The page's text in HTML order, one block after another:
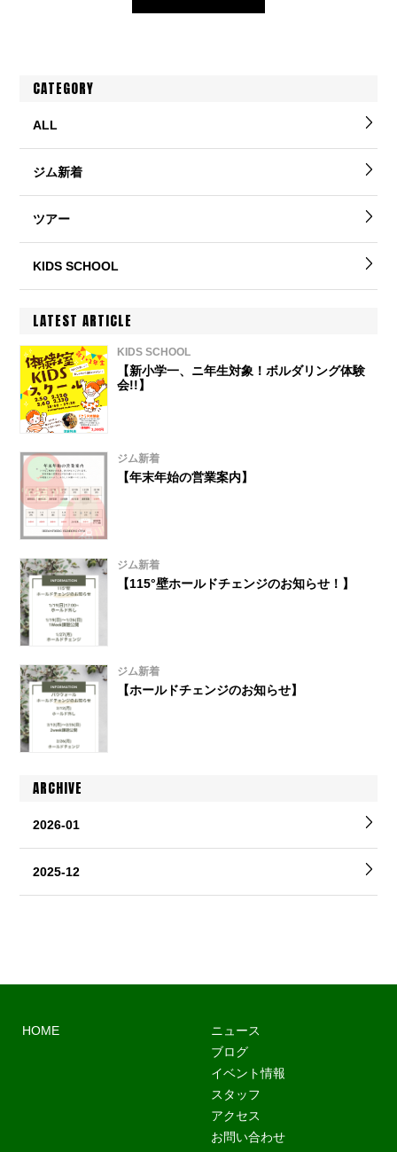
CATEGORY
ALL
ジム新着
ツアー
KIDS SCHOOL
LATEST ARTICLE
KIDS SCHOOL
【新小学一、ニ年生対象！ボルダリング体験
会!!】
ジム新着
【年末年始の営業案内】
ジム新着
【115°壁ホールドチェンジのお知らせ！】
ジム新着
【ホールドチェンジのお知らせ】
ARCHIVE
2026-01
2025-12
HOME
ニュース
ブログ
イベント情報
スタッフ
アクセス
お問い合わせ